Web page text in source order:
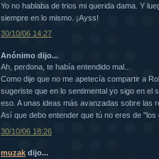
Yo no hablaba de trios mi querida dama. Y
siempre en lo mismo. ¡Ayss!
30/10/06 14:27
Anónimo dijo...
Ah, perdona, te había entendido mal...
Como dije que no me apetecía compartir a
sugeriste que en lo sentimental yo sigo en el
eso. A unas ideas más avanzadas sobre las
Así que debo entender que tú no eres de
30/10/06 18:26
muzak dijo...